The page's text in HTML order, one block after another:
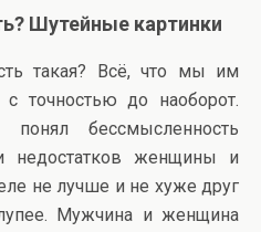
Шутейные картинки
такая? Всё, что мы им
с точностью до наоборот.
бессмысленность
недостатков женщины и
не лучше и не хуже друг
Мужчина и женщина